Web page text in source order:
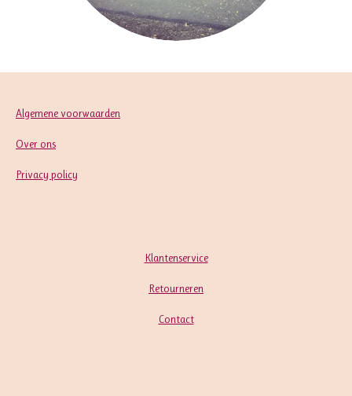
Algemene voorwaarden
Over ons
Privacy policy
Klantenservice
Retourneren
Contact